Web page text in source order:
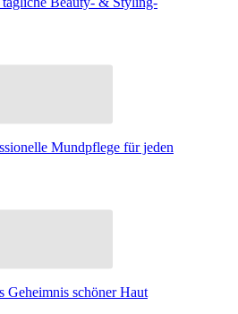
Mundpflege für jeden
Geheimnis schöner Haut